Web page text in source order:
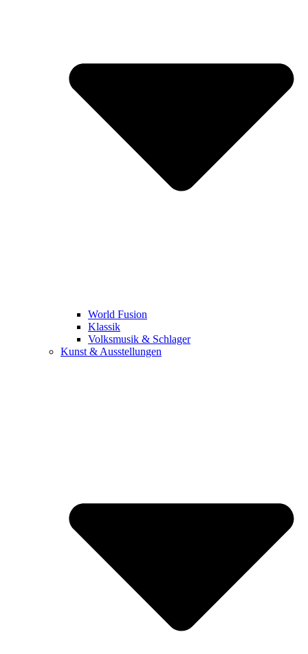
World Fusion
Klassik
Volksmusik & Schlager
Kunst & Ausstellungen